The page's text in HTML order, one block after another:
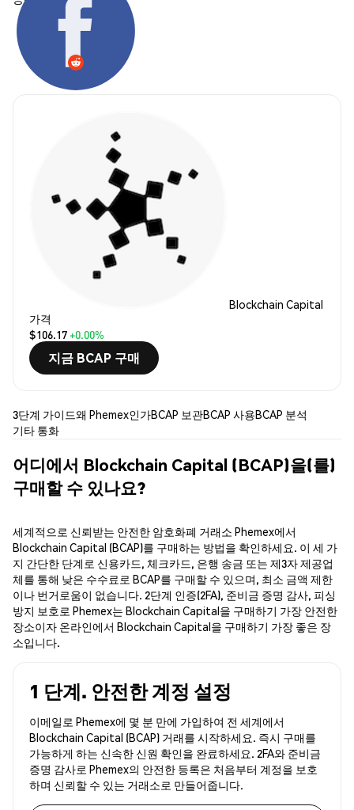
Blockchain Capital
가격
$106.17+0.00%
지금 BCAP 구매
3단계 가이드왜 Phemex인가BCAP 보관BCAP 사용BCAP 분석
기타 통화
어디에서 Blockchain Capital (BCAP)을(를)
구매할 수 있나요?
세계적으로 신뢰받는 안전한 암호화폐 거래소 Phemex에서
Blockchain Capital (BCAP)를 구매하는 방법을 확인하세요. 이 세 가
지 간단한 단계로 신용카드, 체크카드, 은행 송금 또는 제3자 제공업
체를 통해 낮은 수수료로 BCAP를 구매할 수 있으며, 최소 금액 제한
이나 번거로움이 없습니다. 2단계 인증(2FA), 준비금 증명 감사, 피싱
방지 보호로 Phemex는 Blockchain Capital을 구매하기 가장 안전한
장소이자 온라인에서 Blockchain Capital을 구매하기 가장 좋은 장
소입니다.
1 단계. 안전한 계정 설정
이메일로 Phemex에 몇 분 만에 가입하여 전 세계에서
Blockchain Capital (BCAP) 거래를 시작하세요. 즉시 구매를
가능하게 하는 신속한 신원 확인을 완료하세요. 2FA와 준비금
증명 감사로 Phemex의 안전한 등록은 처음부터 계정을 보호
하며 신뢰할 수 있는 거래소로 만들어줍니다.